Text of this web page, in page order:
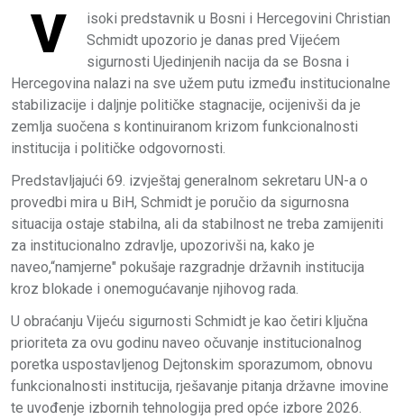
V
isoki predstavnik u Bosni i Hercegovini Christian
Schmidt upozorio je danas pred Vijećem
sigurnosti Ujedinjenih nacija da se Bosna i
Hercegovina nalazi na sve užem putu između institucionalne
stabilizacije i daljnje političke stagnacije, ocijenivši da je
zemlja suočena s kontinuiranom krizom funkcionalnosti
institucija i političke odgovornosti.
Predstavljajući 69. izvještaj generalnom sekretaru UN-a o
provedbi mira u BiH, Schmidt je poručio da sigurnosna
situacija ostaje stabilna, ali da stabilnost ne treba zamijeniti
za institucionalno zdravlje, upozorivši na, kako je
naveo,“namjerne" pokušaje razgradnje državnih institucija
kroz blokade i onemogućavanje njihovog rada.
U obraćanju Vijeću sigurnosti Schmidt je kao četiri ključna
prioriteta za ovu godinu naveo očuvanje institucionalnog
poretka uspostavljenog Dejtonskim sporazumom, obnovu
funkcionalnosti institucija, rješavanje pitanja državne imovine
te uvođenje izbornih tehnologija pred opće izbore 2026.